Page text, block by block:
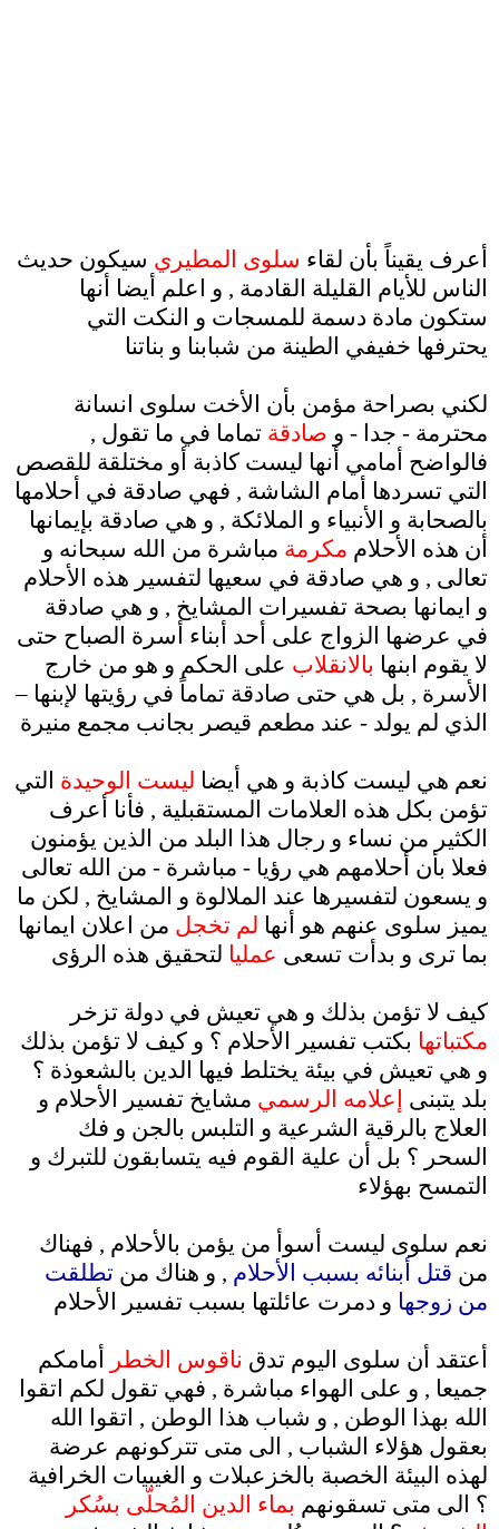
أعرف يقيناً بأن لقاء سلوى المطيري سيكون حديث
الناس للأيام القليلة القادمة , و اعلم أيضا أنها
ستكون مادة دسمة للمسجات و النكت التي
يحترفها خفيفي الطينة من شبابنا و بناتنا
لكني بصراحة مؤمن بأن الأخت سلوى انسانة
محترمة - جدا - و صادقة تماما في ما تقول ,
فالواضح أمامي أنها ليست كاذبة أو مختلقة للقصص
التي تسردها أمام الشاشة , فهي صادقة في أحلامها
بالصحابة و الأنبياء و الملائكة , و هي صادقة بإيمانها
أن هذه الأحلام مكرمة مباشرة من الله سبحانه و
تعالى , و هي صادقة في سعيها لتفسير هذه الأحلام
و ايمانها بصحة تفسيرات المشايخ , و هي صادقة
في عرضها الزواج على أحد أبناء أسرة الصباح حتى
لا يقوم ابنها بالانقلاب على الحكم و هو من خارج
الأسرة , بل هي حتى صادقة تماماً في رؤيتها لإبنها –
الذي لم يولد - عند مطعم قيصر بجانب مجمع منيرة
نعم هي ليست كاذبة و هي أيضا ليست الوحيدة التي
تؤمن بكل هذه العلامات المستقبلية , فأنا أعرف
الكثير من نساء و رجال هذا البلد من الذين يؤمنون
فعلا بأن أحلامهم هي رؤيا - مباشرة - من الله تعالى
و يسعون لتفسيرها عند الملالوة و المشايخ , لكن ما
يميز سلوى عنهم هو أنها لم تخجل من اعلان ايمانها
بما ترى و بدأت تسعى عمليا لتحقيق هذه الرؤى
كيف لا تؤمن بذلك و هي تعيش في دولة تزخر
مكتباتها بكتب تفسير الأحلام ؟ و كيف لا تؤمن بذلك
و هي تعيش في بيئة يختلط فيها الدين بالشعوذة ؟
بلد يتبنى إعلامه الرسمي مشايخ تفسير الأحلام و
العلاج بالرقية الشرعية و التلبس بالجن و فك
السحر ؟ بل أن علية القوم فيه يتسابقون للتبرك و
التمسح بهؤلاء
نعم سلوى ليست أسوأ من يؤمن بالأحلام , فهناك
من قتل أبنائه بسبب الأحلام , و هناك من تطلقت
من زوجها و دمرت عائلتها بسبب تفسير الأحلام
أعتقد أن سلوى اليوم تدق ناقوس الخطر
أمامكم
جميعا , و على الهواء مباشرة , فهي تقول لكم اتقوا
الله بهذا الوطن , و شباب هذا الوطن , اتقوا الله
بعقول هؤلاء الشباب , الى متى تتركونهم عرضة
لهذه البيئة الخصبة بالخزعبلات و الغيبيات الخرافية
؟ الى متى تسقونهم بماء الدين المُحلّى بسُكر